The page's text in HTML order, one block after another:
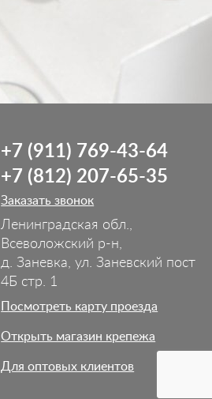
+7 (911) 769-43-64
+7 (812) 207-65-35
Заказать звонок
Ленинградская обл.,
Всеволожский р-н,
д. Заневка, ул. Заневский пост
4Б стр. 1
Посмотреть карту проезда
Открыть магазин крепежа
Для оптовых клиентов